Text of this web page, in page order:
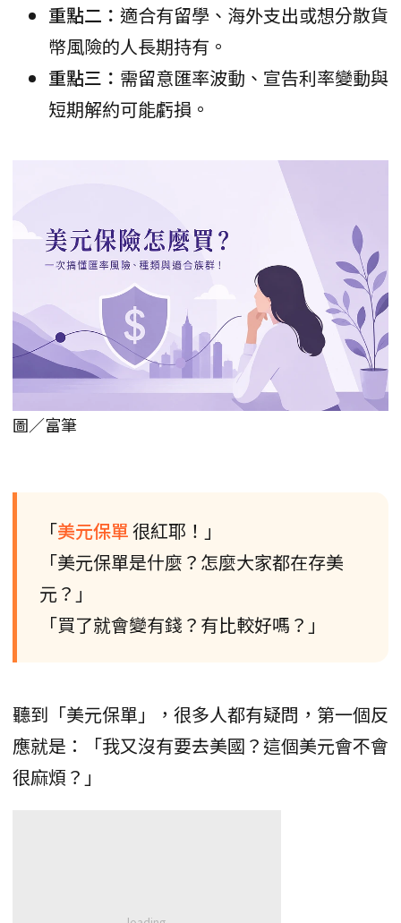
重點二： 適合有留學、海外支出或想分散貨
幣風險的人長期持有。
重點三： 需留意匯率波動、宣告利率變動與
短期解約可能虧損。
圖／富筆
「美元保單很紅耶！」
「美元保單是什麼？怎麼大家都在存美
元？」
「買了就會變有錢？有比較好嗎？」
聽到「美元保單」，很多人都有疑問，第一個反
應就是：「我又沒有要去美國？這個美元會不會
很麻煩？」